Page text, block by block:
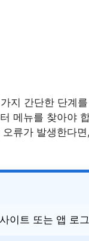
지 간단한 단계
메뉴를 찾아야
류가 발생한다
이트 또는 앱 로